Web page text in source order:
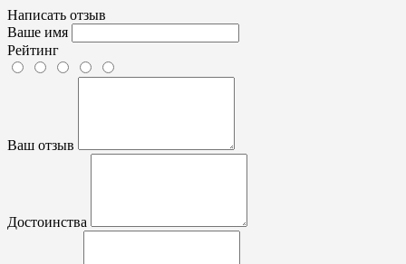
Написать отзыв
Ваше имя
Рейтинг
Ваш отзыв
Достоинства